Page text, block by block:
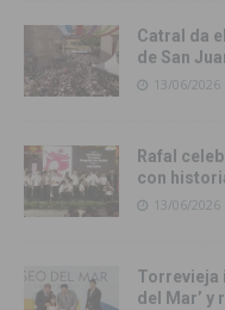
Catral da
de San
13/06/2026
Rafal
con
13/06/2026
Torrevieja
del Mar’ y